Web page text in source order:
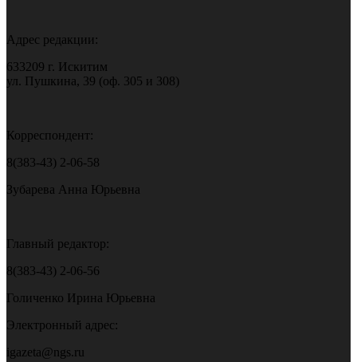
Адрес редакции:
633209 г. Искитим
ул. Пушкина, 39 (оф. 305 и 308)
Корреспондент:
8(383-43) 2-06-58
Зубарева Анна Юрьевна
Главный редактор:
8(383-43) 2-06-56
Голиченко Ирина Юрьевна
Электронный адрес:
igazeta@ngs.ru